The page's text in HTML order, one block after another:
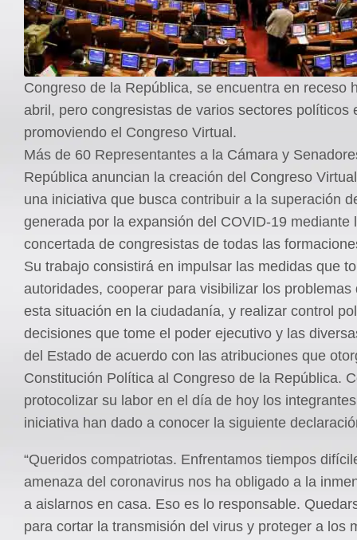
Congreso de la República, se encuentra en receso
abril, pero congresistas de varios sectores políticos
promoviendo el Congreso Virtual.
Más de 60 Representantes a la Cámara y
República anuncian la creación del Congreso
una iniciativa que busca contribuir a la superación
generada por la expansión del COVID-19 mediante
concertada de congresistas de todas las
Su trabajo consistirá en impulsar las medidas que
autoridades, cooperar para visibilizar los problemas
esta situación en la ciudadanía, y realizar control
decisiones que tome el poder ejecutivo y las
del Estado de acuerdo con las atribuciones que
Constitución Política al Congreso de la República.
protocolizar su labor en el día de hoy los
iniciativa han dado a conocer la siguiente
“Queridos compatriotas. Enfrentamos tiempos
amenaza del coronavirus nos ha obligado a la
a aislarnos en casa. Eso es lo responsable.
para cortar la transmisión del virus y proteger a los